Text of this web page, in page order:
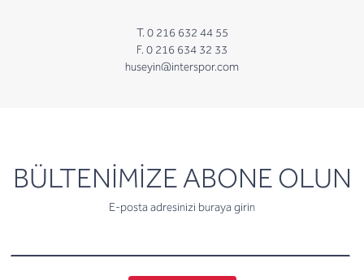
T. 0 216 632 44 55
F. 0 216 634 32 33
huseyin@interspor.com
BÜLTENİMİZE ABONE OLUN
E-posta adresinizi buraya girin
newsletter